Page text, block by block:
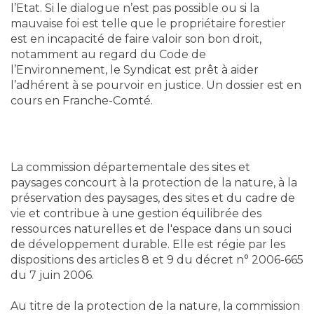
l’Etat. Si le dialogue n’est pas possible ou si la
mauvaise foi est telle que le propriétaire forestier
est en incapacité de faire valoir son bon droit,
notamment au regard du Code de
l’Environnement, le Syndicat est prêt à aider
l’adhérent à se pourvoir en justice. Un dossier est en
cours en Franche-Comté.
La commission départementale des sites et
paysages concourt à la protection de la nature, à la
préservation des paysages, des sites et du cadre de
vie et contribue à une gestion équilibrée des
ressources naturelles et de l'espace dans un souci
de développement durable. Elle est régie par les
dispositions des articles 8 et 9 du décret n° 2006-665
du 7 juin 2006.
Au titre de la protection de la nature, la commission